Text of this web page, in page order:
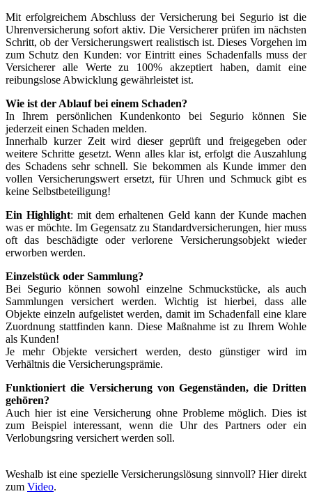
Mit erfolgreichem Abschluss der Versicherung bei Segurio ist die
Uhrenversicherung sofort aktiv. Die Versicherer prüfen im nächsten
Schritt, ob der Versicherungswert realistisch ist. Dieses Vorgehen im
zum Schutz den Kunden: vor Eintritt eines Schadenfalls muss der
Versicherer alle Werte zu 100% akzeptiert haben, damit eine
reibungslose Abwicklung gewährleistet ist.
Wie ist der Ablauf bei einem Schaden?
In Ihrem persönlichen Kundenkonto bei Segurio können Sie
jederzeit einen Schaden melden.
Innerhalb kurzer Zeit wird dieser geprüft und freigegeben oder
weitere Schritte gesetzt. Wenn alles klar ist, erfolgt die Auszahlung
des Schadens sehr schnell. Sie bekommen als Kunde immer den
vollen Versicherungswert ersetzt, für Uhren und Schmuck gibt es
keine Selbstbeteiligung!
Ein Highlight: mit dem erhaltenen Geld kann der Kunde machen
was er möchte. Im Gegensatz zu Standardversicherungen, hier muss
oft das beschädigte oder verlorene Versicherungsobjekt wieder
erworben werden.
Einzelstück oder Sammlung?
Bei Segurio können sowohl einzelne Schmuckstücke, als auch
Sammlungen versichert werden. Wichtig ist hierbei, dass alle
Objekte einzeln aufgelistet werden, damit im Schadenfall eine klare
Zuordnung stattfinden kann. Diese Maßnahme ist zu Ihrem Wohle
als Kunden!
Je mehr Objekte versichert werden, desto günstiger wird im
Verhältnis die Versicherungsprämie.
Funktioniert die Versicherung von Gegenständen, die Dritten
gehören?
Auch hier ist eine Versicherung ohne Probleme möglich. Dies ist
zum Beispiel interessant, wenn die Uhr des Partners oder ein
Verlobungsring versichert werden soll.
Weshalb ist eine spezielle Versicherungslösung sinnvoll? Hier direkt
zum Video.